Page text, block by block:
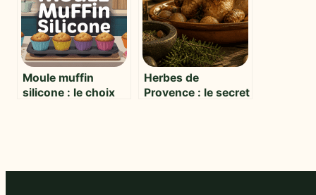
Moule muffin
silicone : le choix
Herbes de
Provence : le secret